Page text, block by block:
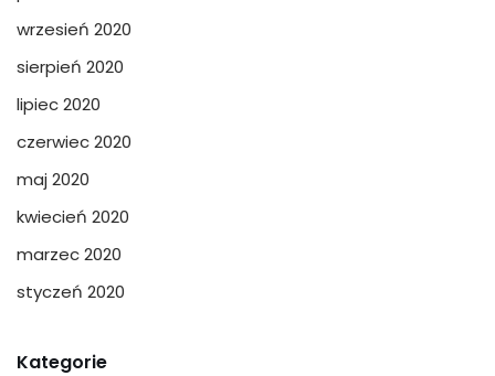
wrzesień 2020
sierpień 2020
lipiec 2020
czerwiec 2020
maj 2020
kwiecień 2020
marzec 2020
styczeń 2020
Kategorie